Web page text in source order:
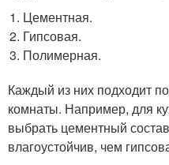
Цементная.
Гипсовая.
Полимерная.
Каждый из них подходит
комнаты. Например, для
выбрать цементный
влагоустойчив, чем